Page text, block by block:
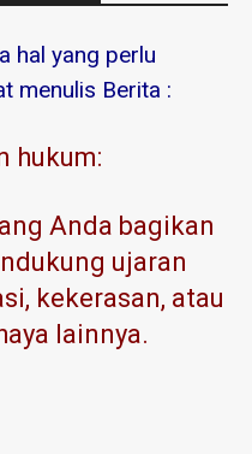
hal yang perlu
menulis Berita :
hukum:
Anda bagikan
ujaran
kekerasan, atau
lainnya.